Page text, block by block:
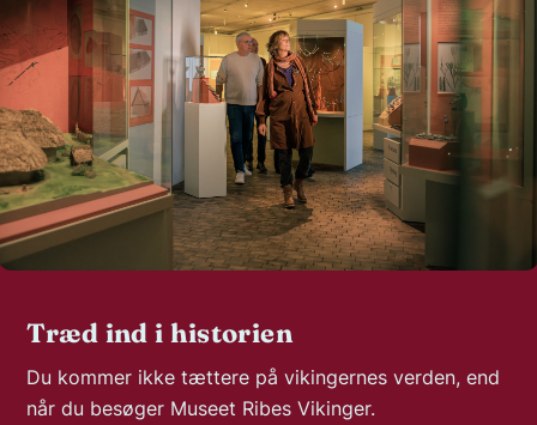
Træd ind i historien
Du kommer ikke tættere på vikingernes verden, end
når du besøger Museet Ribes Vikinger.